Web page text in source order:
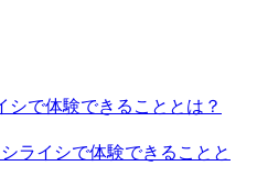
シで体験できることとは？
ライシで体験できることと